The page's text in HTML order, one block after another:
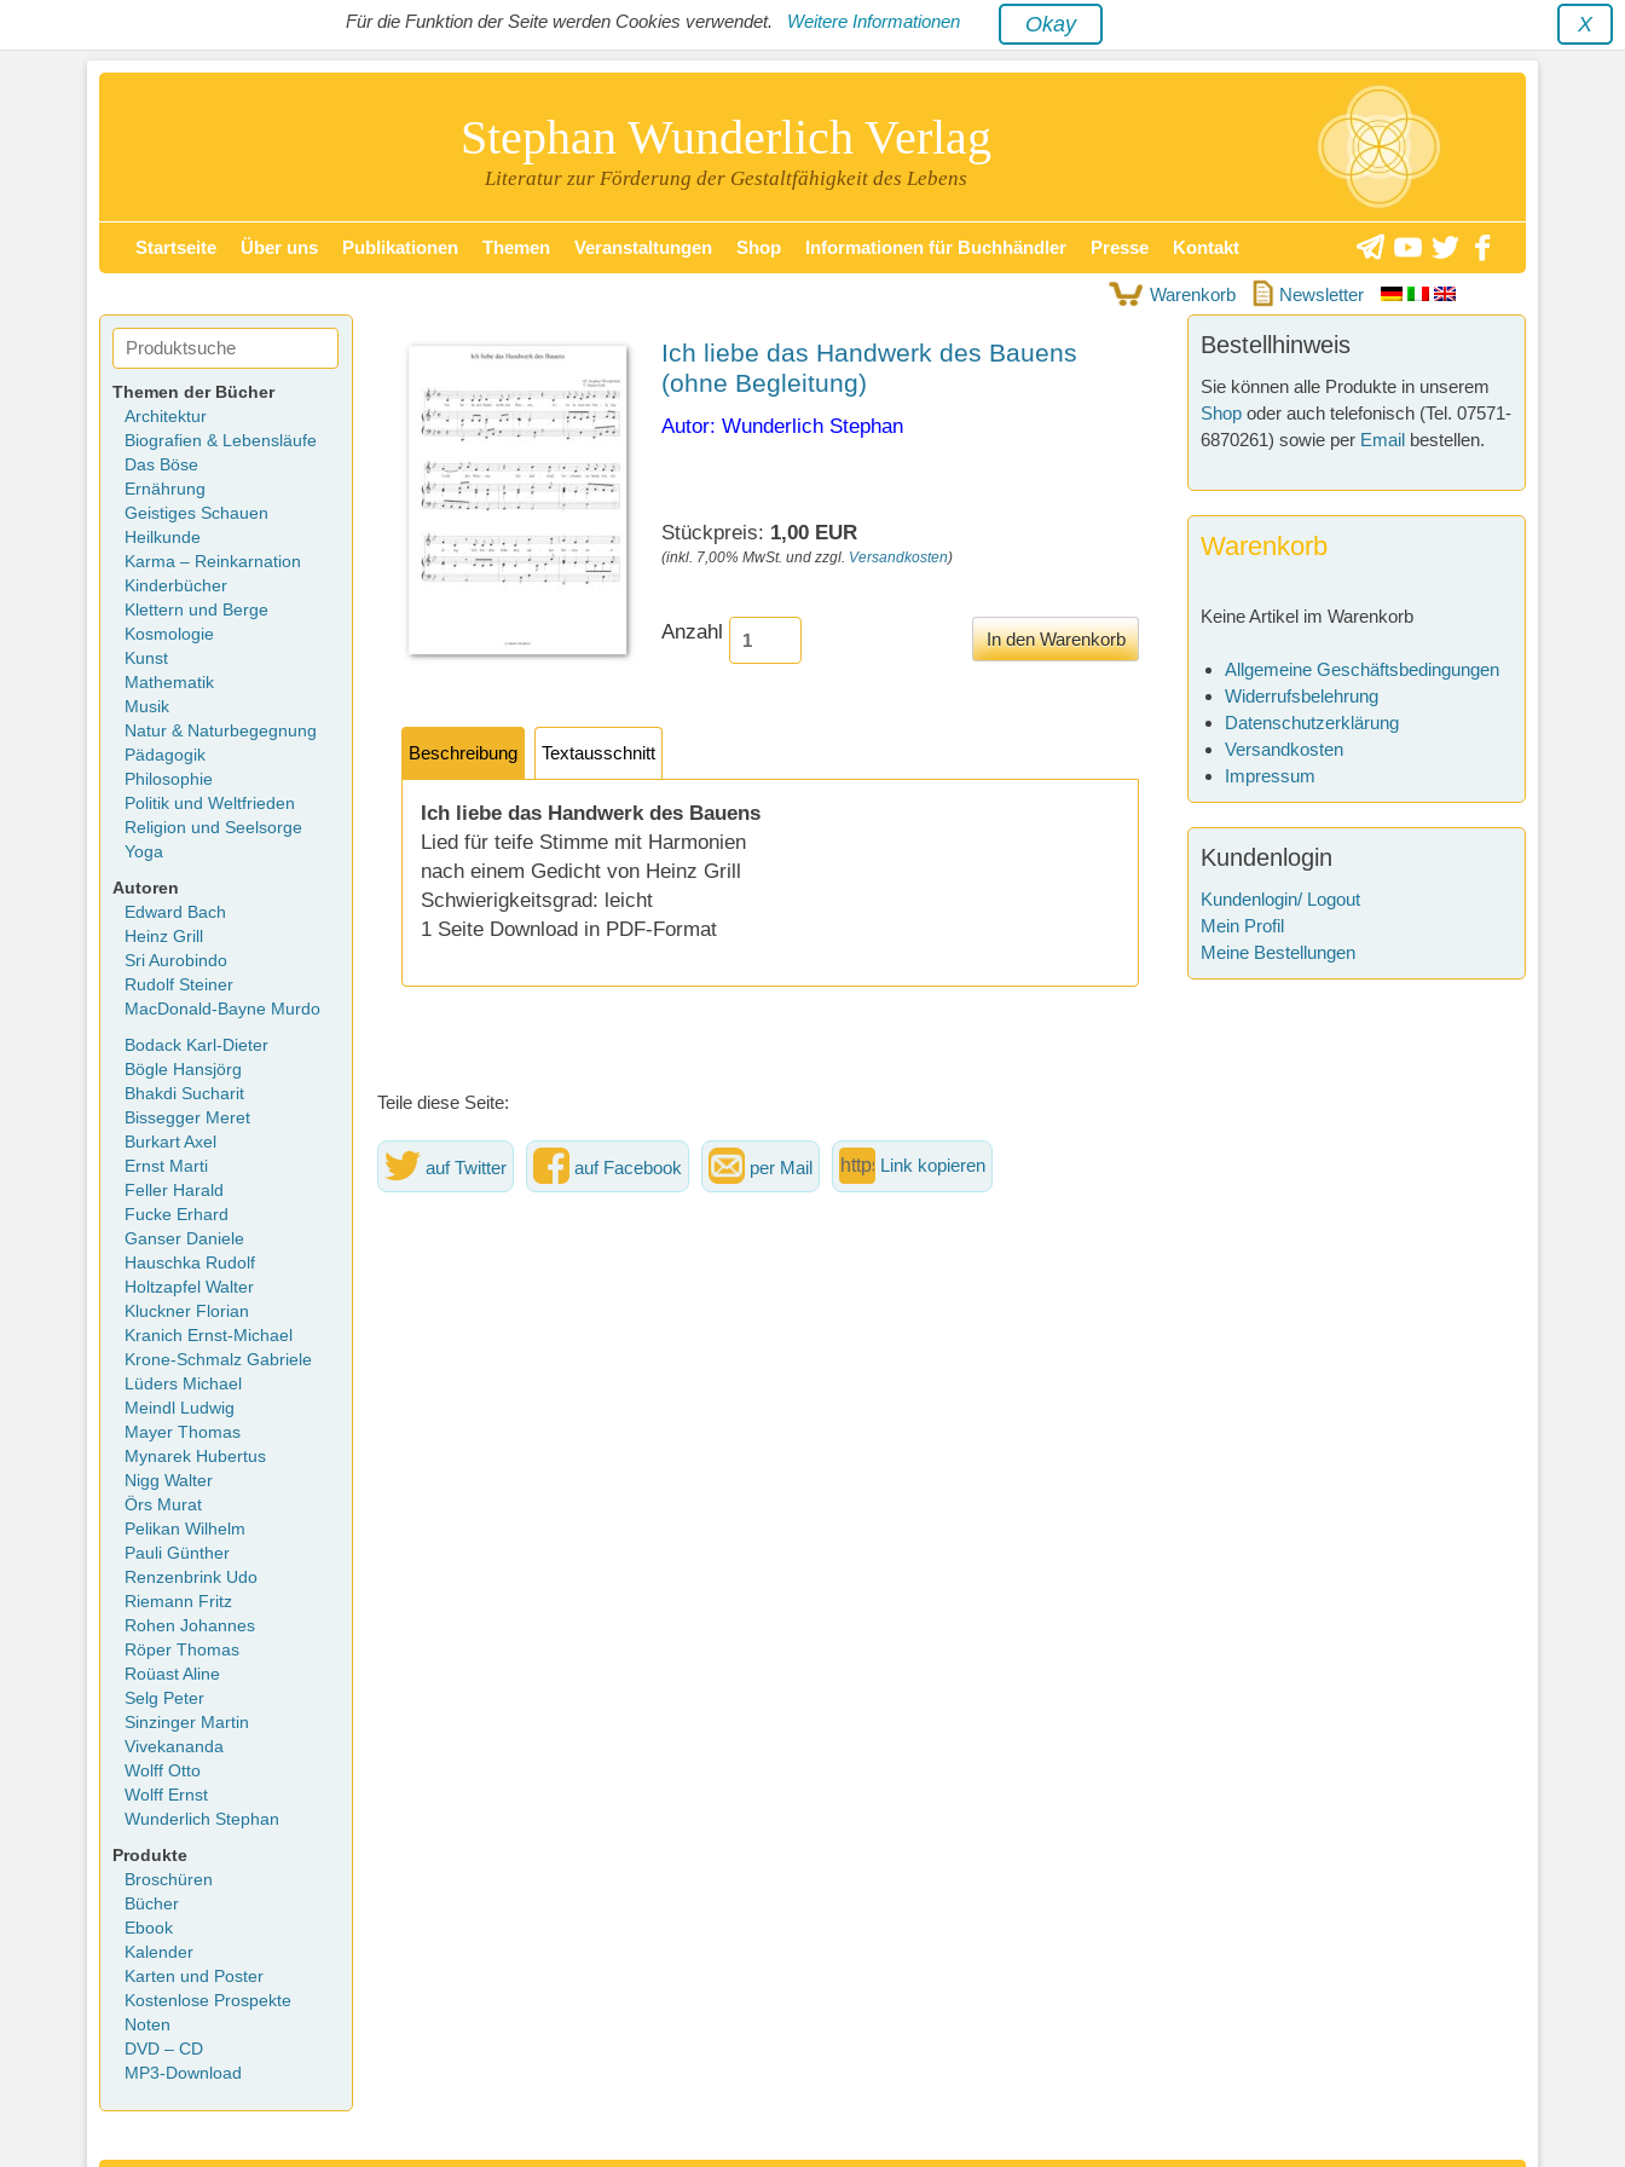
Für die Funktion der Seite werden Cookies verwendet. Weitere Informationen X
Okay
Stephan Wunderlich Verlag
Literatur zur Förderung der Gestaltfähigkeit des Lebens
Primäres Menü
Inhalt
Startseite Über uns Publikationen Themen Veranstaltungen Shop Informationen für Buchhändler Presse Kontakt
Warenkorb Newsletter
Ich liebe das Handwerk des Bauens
(ohne Begleitung)
Autor: Wunderlich Stephan
Stückpreis: 1,00 EUR
(inkl. 7,00% MwSt. und zzgl. Versandkosten)
Anzahl
Beschreibung Textausschnitt
Ich liebe das Handwerk des Bauens
Lied für teife Stimme mit Harmonien
nach einem Gedicht von Heinz Grill
Schwierigkeitsgrad: leicht
1 Seite Download in PDF-Format
Teile diese Seite:
auf Twitter auf Facebook per Mail Link kopieren
Bestellhinweis
Sie können alle Produkte in unserem
Shop oder auch telefonisch (Tel. 07571-
6870261) sowie per Email bestellen.
Warenkorb
Keine Artikel im Warenkorb
Allgemeine Geschäftsbedingungen
Widerrufsbelehrung
Datenschutzerklärung
Versandkosten
Impressum
Kundenlogin
Kundenlogin/ Logout
Mein Profil
Meine Bestellungen
Themen der Bücher
Architektur
Biografien & Lebensläufe
Das Böse
Ernährung
Geistiges Schauen
Heilkunde
Karma – Reinkarnation
Kinderbücher
Klettern und Berge
Kosmologie
Kunst
Mathematik
Musik
Natur & Naturbegegnung
Pädagogik
Philosophie
Politik und Weltfrieden
Religion und Seelsorge
Yoga
Autoren
Edward Bach
Heinz Grill
Sri Aurobindo
Rudolf Steiner
MacDonald-Bayne Murdo
Bodack Karl-Dieter
Bögle Hansjörg
Bhakdi Sucharit
Bissegger Meret
Burkart Axel
Ernst Marti
Feller Harald
Fucke Erhard
Ganser Daniele
Hauschka Rudolf
Holtzapfel Walter
Kluckner Florian
Kranich Ernst-Michael
Krone-Schmalz Gabriele
Lüders Michael
Meindl Ludwig
Mayer Thomas
Mynarek Hubertus
Nigg Walter
Örs Murat
Pelikan Wilhelm
Pauli Günther
Renzenbrink Udo
Riemann Fritz
Rohen Johannes
Röper Thomas
Roüast Aline
Selg Peter
Sinzinger Martin
Vivekananda
Wolff Otto
Wolff Ernst
Wunderlich Stephan
Produkte
Broschüren
Bücher
Ebook
Kalender
Karten und Poster
Kostenlose Prospekte
Noten
DVD – CD
MP3-Download